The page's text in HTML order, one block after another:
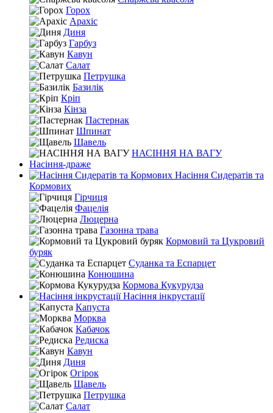
Горох
Арахіс
Диня
Гарбуз
Кавун
Салат
Петрушка
Базилік
Кріп
Кінза
Пастернак
Шпинат
Щавель
НАСІННЯ НА ВАГУ
Насіння-драже
Насіння Сидератів та
Кормових
Гірчиця
Фацелія
Люцерна
Газонна трава
Кормовий та Цукровий
буряк
Суданка та Еспарцет
Конюшина
Кормова Кукурудза
Насіння інкрустації
Капуста
Морква
Кабачок
Редиска
Кавун
Диня
Огірок
Щавель
Петрушка
Салат